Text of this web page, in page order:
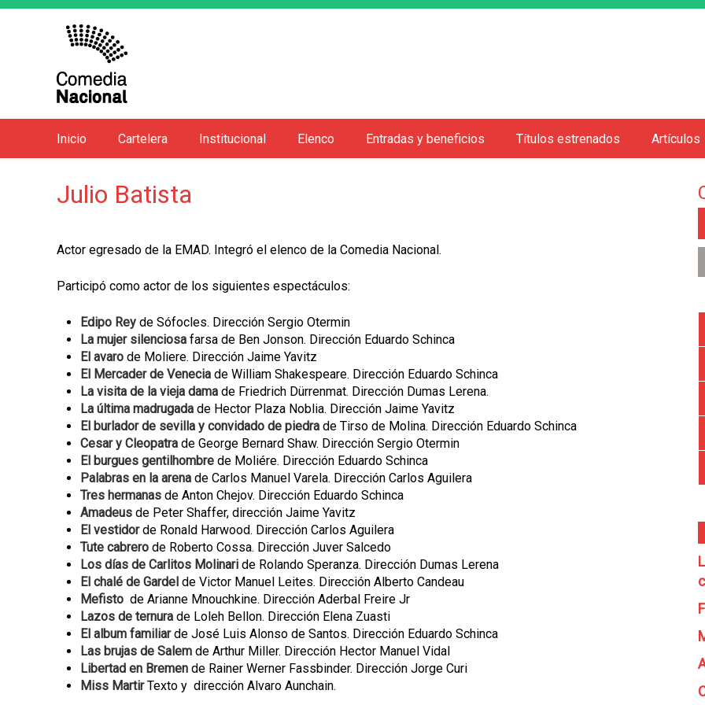
Julio Batista
Actor egresado de la EMAD. Integró el elenco de la Comedia Nacional.
Participó como actor de los siguientes espectáculos:
Edipo Rey de Sófocles. Dirección Sergio Otermin
La mujer silenciosa farsa de Ben Jonson. Dirección Eduardo Schinca
El avaro de Moliere. Dirección Jaime Yavitz
El Mercader de Venecia de William Shakespeare. Dirección Eduardo Schinca
La visita de la vieja dama de Friedrich Dürrenmat. Dirección Dumas Lerena.
La última madrugada de Hector Plaza Noblia. Dirección Jaime Yavitz
El burlador de sevilla y convidado de piedra de Tirso de Molina. Dirección Eduardo Schinca
Cesar y Cleopatra de George Bernard Shaw. Dirección Sergio Otermin
El burgues gentilhombre de Moliére. Dirección Eduardo Schinca
Palabras en la arena de Carlos Manuel Varela. Dirección Carlos Aguilera
Tres hermanas de Anton Chejov. Dirección Eduardo Schinca
Amadeus de Peter Shaffer, dirección Jaime Yavitz
El vestidorde Ronald Harwood. Dirección Carlos Aguilera
Tute cabrero de Roberto Cossa. Dirección Juver Salcedo
Los días de Carlitos Molinari de Rolando Speranza. Dirección Dumas Lerena
El chalé de Gardel de Victor Manuel Leites. Dirección Alberto Candeau
Mefisto de Arianne Mnouchkine. Dirección Aderbal Freire Jr
Lazos de ternura de Loleh Bellon. Dirección Elena Zuasti
El album familiarde José Luis Alonso de Santos. Dirección Eduardo Schinca
Las brujas de Salem de Arthur Miller. Dirección Hector Manuel Vidal
Libertad en Bremen de Rainer Werner Fassbinder. Dirección Jorge Curi
Miss MartirTexto y dirección Alvaro Aunchain.
n
p
r
i
p
Inicio Cartelera Institucional Elenco Entradas y beneficios Títulos estrenados Artículos